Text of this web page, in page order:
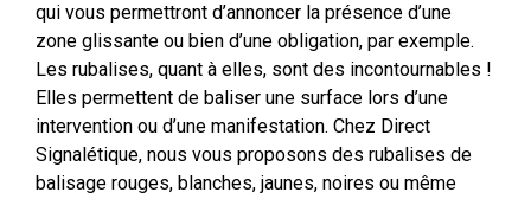
qui vous permettront d’annoncer la présence d’une
zone glissante ou bien d’une obligation, par exemple.
Les rubalises, quant à elles, sont des incontournables !
Elles permettent de baliser une surface lors d’une
intervention ou d’une manifestation. Chez Direct
Signalétique, nous vous proposons des rubalises de
balisage rouges, blanches, jaunes, noires ou même